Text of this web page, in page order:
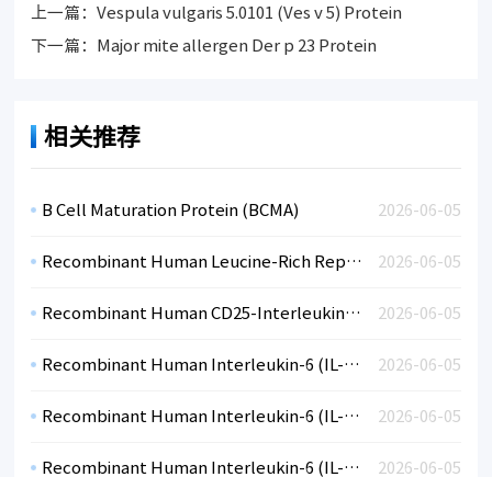
上一篇：Vespula vulgaris 5.0101 (Ves v 5) Protein
下一篇：
Major mite allergen Der p 23 Protein
相关推荐
2026-06-05
B Cell Maturation Protein (BCMA)
2026-06-05
Recombinant Human Leucine-Rich Repeat-Containing Protein 15 (LRRC15)
2026-06-05
Recombinant Human CD25-Interleukin-IL-2RA (CHO)
2026-06-05
Recombinant Human Interleukin-6 (IL-6)-CF
2026-06-05
Recombinant Human Interleukin-6 (IL-6)-CF
2026-06-05
Recombinant Human Interleukin-6 (IL-6)-BSA